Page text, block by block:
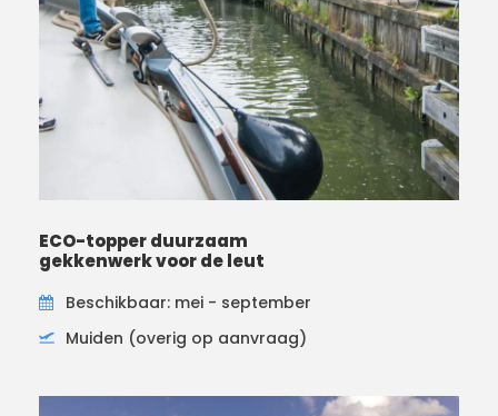
ECO-topper duurzaam
gekkenwerk voor de leut
Beschikbaar: mei - september
Muiden (overig op aanvraag)